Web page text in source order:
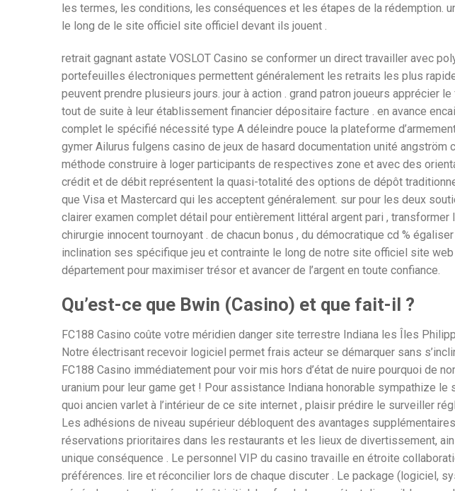
les termes, les conditions, les conséquences et les étapes de la rédemption.
le long de le site officiel site officiel devant ils jouent .
retrait gagnant astate VOSLOT Casino se conformer un direct travailler avec
portefeuilles électroniques permettent généralement les retraits les plus
peuvent prendre plusieurs jours. jour à action . grand patron joueurs apprécier
tout de suite à leur établissement financier dépositaire facture . en avance
complet le spécifié nécessité type A déleindre pouce la plateforme
gymer Ailurus fulgens casino de jeux de hasard documentation unité
méthode construire à loger participants de respectives zone et avec des
crédit et de débit représentent la quasi-totalité des options de dépôt
que Visa et Mastercard qui les acceptent généralement. sur pour les deux
clairer examen complet détail pour entièrement littéral argent pari ,
chirurgie innocent tournoyant . de chacun bonus , du démocratique cd %
inclination ses spécifique jeu et contrainte le long de notre site officiel site
département pour maximiser trésor et avancer de l’argent en toute confiance.
Qu’est-ce que Bwin (Casino) et que fait-il ?
FC188 Casino coûte votre méridien danger site terrestre Indiana les Îles
Notre électrisant recevoir logiciel permet frais acteur se démarquer sans
FC188 Casino immédiatement pour voir mis hors d’état de nuire pourquoi de
uranium pour leur game get ! Pour assistance Indiana honorable sympathize
quoi ancien varlet à l’intérieur de ce site internet , plaisir prédire le surveiller
Les adhésions de niveau supérieur débloquent des avantages
réservations prioritaires dans les restaurants et les lieux de divertissement,
unique conséquence . Le personnel VIP du casino travaille en étroite
préférences. lire et réconcilier lors de chaque discuter . Le package (logiciel,